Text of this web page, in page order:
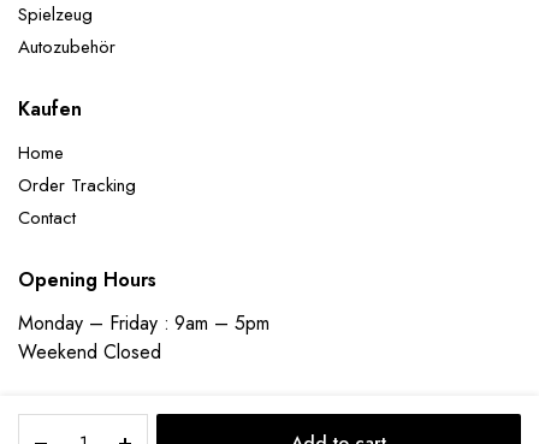
Spielzeug
Autozubehör
Kaufen
Home
Order Tracking
Contact
Opening Hours
Monday – Friday : 9am – 5pm
Weekend Closed